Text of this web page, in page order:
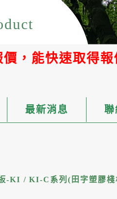
單
最新消息 聯
-KI / KI-C系列(田字塑膠棧